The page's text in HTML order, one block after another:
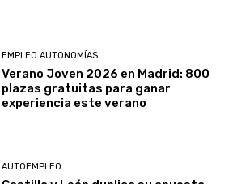
EMPLEO AUTONOMÍAS
Verano Joven 2026 en Madrid: 800
plazas gratuitas para ganar
experiencia este verano
AUTOEMPLEO